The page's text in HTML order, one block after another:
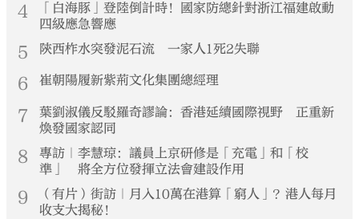
4
「白海豚」登陸倒計時！國家防總針對浙江福建啟動
四級應急響應
5 陝西柞水突發泥石流 一家人1死2失聯
6 崔朝陽履新紫荊文化集團總經理
7
葉劉淑儀反駁羅奇謬論：香港延續國際視野 正重新
煥發國家認同
8
專訪｜李慧琼：議員上京研修是「充電」和「校
準」 將全方位發揮立法會建設作用
9
（有片）街訪｜月入10萬在港算「窮人」？港人每月
收支大揭秘！